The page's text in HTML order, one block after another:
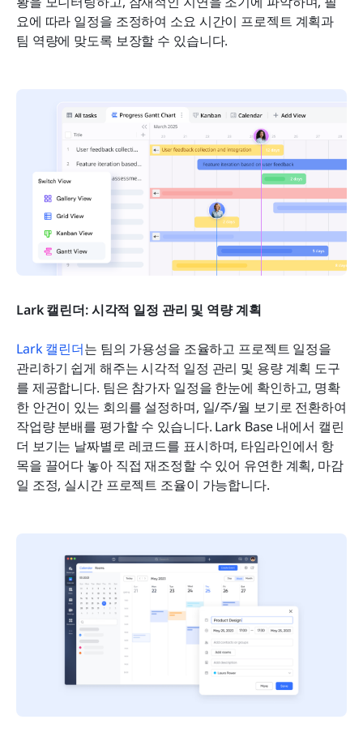
요에 따라 일정을 조정하여 소요 시간이 프로젝트 계획과
팀 역량에 맞도록 보장할 수 있습니다.
Lark 캘린더: 시각적 일정 관리 및 역량 계획
Lark 캘린더는 팀의 가용성을 조율하고 프로젝트 일정을
관리하기 쉽게 해주는 시각적 일정 관리 및 용량 계획 도구
를 제공합니다. 팀은 참가자 일정을 한눈에 확인하고, 명확
한 안건이 있는 회의를 설정하며, 일/주/월 보기로 전환하여
작업량 분배를 평가할 수 있습니다. Lark Base 내에서 캘린
더 보기는 날짜별로 레코드를 표시하며, 타임라인에서 항
목을 끌어다 놓아 직접 재조정할 수 있어 유연한 계획, 마감
일 조정, 실시간 프로젝트 조율이 가능합니다.